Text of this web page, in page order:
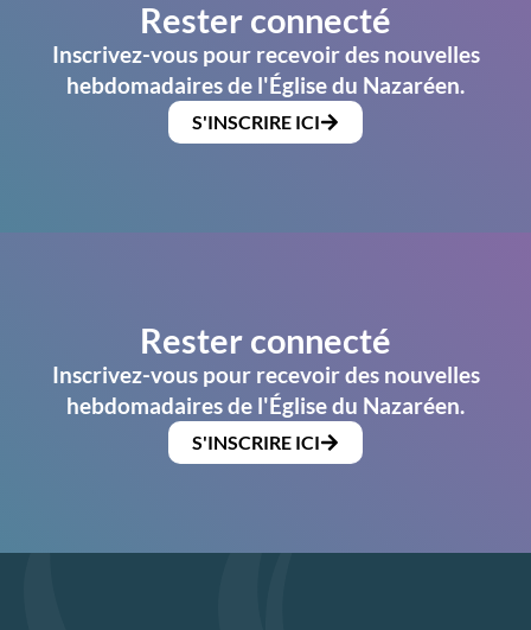
Rester connecté
Inscrivez-vous pour recevoir des nouvelles
hebdomadaires de l'Église du Nazaréen.
S'INSCRIRE ICI
Rester connecté
Inscrivez-vous pour recevoir des nouvelles
hebdomadaires de l'Église du Nazaréen.
S'INSCRIRE ICI